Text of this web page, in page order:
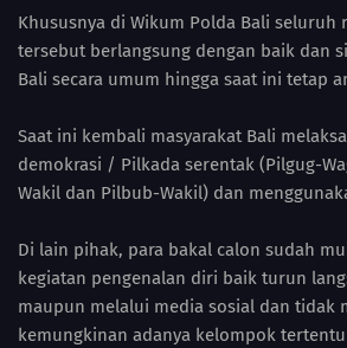
Khususnya di Wikum Polda Bali seluruh
tersebut berlangsung dengan baik dan
Bali secara umum hingga saat ini tetap
Saat ini kembali masyarakat Bali
demokrasi / Pilkada serentak (Pilgug-
Wakil dan Pilbub-Wakil) dan
Di lain pihak, para bakal calon sudah
kegiatan pengenalan diri baik turun
maupun melalui media sosial dan tidak
kemungkinan adanya kelompok